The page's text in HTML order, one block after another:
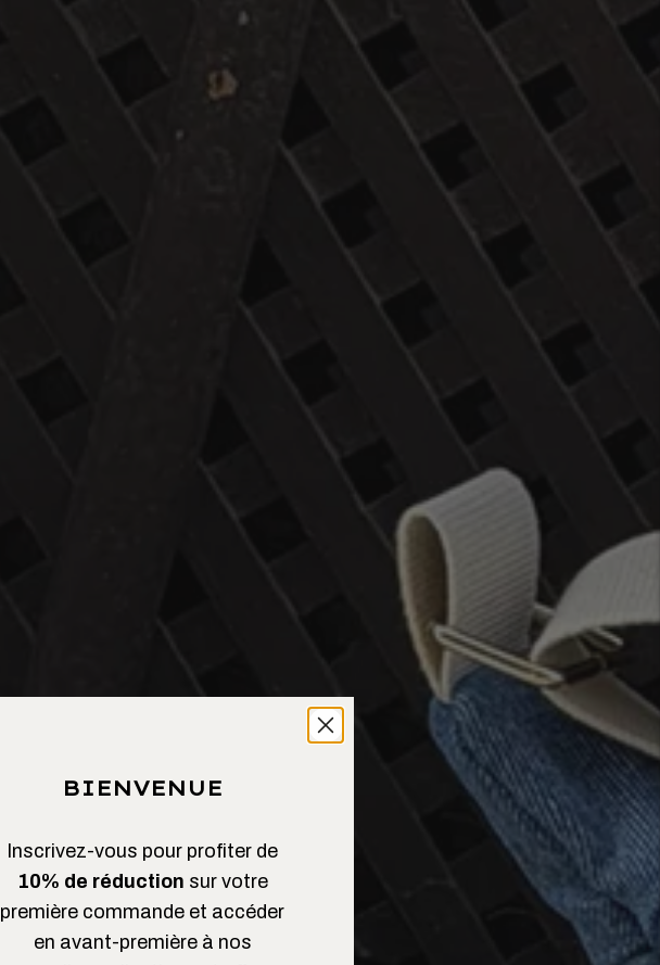
BIENVENUE
Inscrivez-vous pour profiter de
10% de réduction sur votre
première commande et accéder
en avant-première à nos